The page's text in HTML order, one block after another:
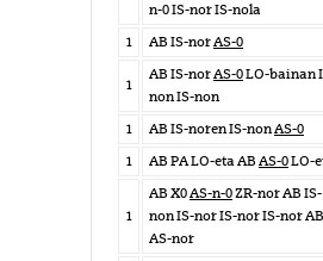
n-0 IS-nor IS-nola
1
AB IS-norAS-0
1
AB IS-norAS-0LO-bainan
non IS-non
1
AB IS-noren IS-nonAS-0
1
AB PA LO-eta AB AS-0LO-
1
AB X0AS-n-0ZR-nor AB IS-
non IS-nor IS-nor IS-nor AB
AS-nor